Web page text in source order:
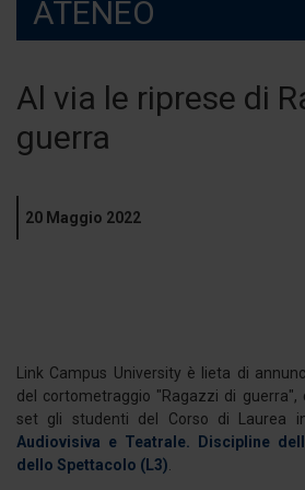
ATENEO
Al via le riprese di
guerra
20 Maggio 2022
Link Campus University è lieta di
del cortometraggio "Ragazzi di guerra",
set gli studenti del Corso di Laurea
Audiovisiva e Teatrale. Discipline
dello Spettacolo (L3)